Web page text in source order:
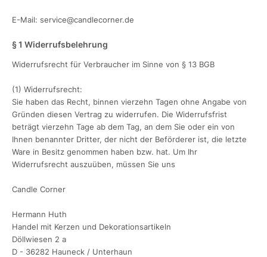
E-Mail: service@candlecorner.de
§ 1 Widerrufsbelehrung
Widerrufsrecht für Verbraucher im Sinne von § 13 BGB
(1) Widerrufsrecht:
Sie haben das Recht, binnen vierzehn Tagen ohne Angabe von
Gründen diesen Vertrag zu widerrufen. Die Widerrufsfrist
beträgt vierzehn Tage ab dem Tag, an dem Sie oder ein von
Ihnen benannter Dritter, der nicht der Beförderer ist, die letzte
Ware in Besitz genommen haben bzw. hat. Um Ihr
Widerrufsrecht auszuüben, müssen Sie uns
Candle Corner
Hermann Huth
Handel mit Kerzen und Dekorationsartikeln
Döllwiesen 2 a
D - 36282 Hauneck / Unterhaun